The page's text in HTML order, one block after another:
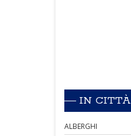
IN CITTÀ
ALBERGHI